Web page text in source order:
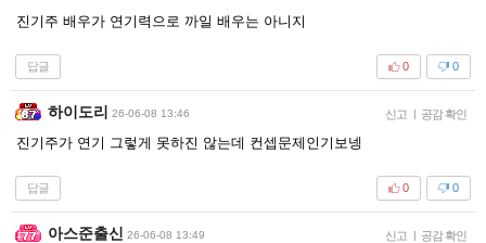
진기주 배우가 연기력으로 까일 배우는 아니지
답글 0
0
하이도리 26-06-08 13:46 신고 | 공감 확인
진기주가 연기 그렇게 못하진 않는데 컨셉문제인기보넹
답글 0
0
아스준출신 26-06-08 13:49 신고 | 공감 확인